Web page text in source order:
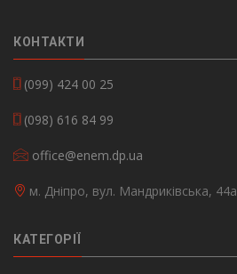
КОНТАКТИ
(099) 424 00 25
(098) 616 84 99
office@enem.dp.ua
м. Дніпро, вул. Мандриківська, 44а
КАТЕГОРІЇ